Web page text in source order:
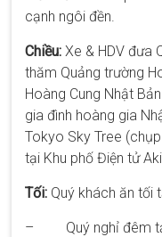
cạnh ngôi đền.
Chiều: Xe & HDV đưa
thăm Quảng trường
Hoàng Cung Nhật
gia đình hoàng gia
Tokyo Sky Tree
tại Khu phố Điện tử
Tối: Quý khách ăn tối
– Quý nghỉ đêm tại